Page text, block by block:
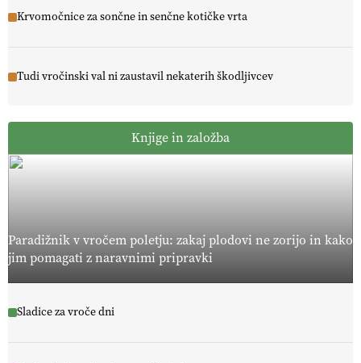
Krvomočnice za sončne in senčne kotičke vrta
Tudi vročinski val ni zaustavil nekaterih škodljivcev
Knjige in založba
Paradižnik v vročem poletju: zakaj plodovi ne zorijo in kako
jim pomagati z naravnimi pripravki
Sladice za vroče dni